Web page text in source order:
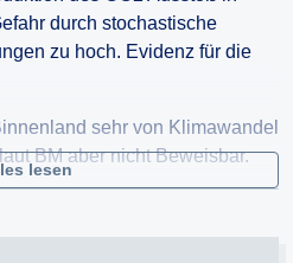
folgen des Klimawandels
Prognosen, der
100 Jahren aufgrund
durch stochastische
zu hoch. Evidenz für die
sehr von Klimawandel
BM aber nicht Beweisbar.
lesen